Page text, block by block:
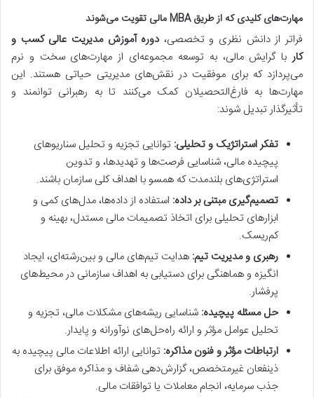
مهارت‌های کلیدی که از طریق MBA مالی تقویت می‌شوند
فراتر از دانش نظری و تخصصی، دوره آموزش مدیریت عالی کسب و
کار با گرایش مالی، به توسعه مجموعه‌ای از مهارت‌های سخت و نرم
می‌پردازد که برای موفقیت در نقش‌های مدیریتی حیاتی هستند. این
مهارت‌ها به فارغ‌التحصیلان کمک می‌کنند تا به رهبرانی توانمند و
تأثیرگذار تبدیل شوند:
تفکر استراتژیک و تحلیلی: توانایی تجزیه و تحلیل سناریوهای
پیچیده مالی، شناسایی فرصت‌ها و تهدیدها، و تدوین
استراتژی‌های بلندمدت که همسو با اهداف کلی سازمان باشند.
تصمیم‌گیری مبتنی بر داده: استفاده از داده‌ها، مدل‌های کمی و
ابزارهای تحلیلی برای اتخاذ تصمیمات مالی مستدل، بهینه و
کم‌ریسک.
رهبری و مدیریت تیم: هدایت تیم‌های مالی و بین‌رشته‌ای، ایجاد
انگیزه و هماهنگی برای دستیابی به اهداف سازمانی در محیط‌های
پرفشار.
حل مسئله پیچیده: شناسایی ریشه‌های مشکلات مالی، تجزیه و
تحلیل عوامل مؤثر و ارائه راه‌حل‌های نوآورانه و پایدار.
ارتباطات مؤثر و فنون مذاکره: توانایی ارائه اطلاعات مالی پیچیده به
ذینفعان غیرمتخصص، گزارش‌دهی شفاف و مذاکره موفق برای
جذب سرمایه، انجام معاملات یا توافقات مالی.